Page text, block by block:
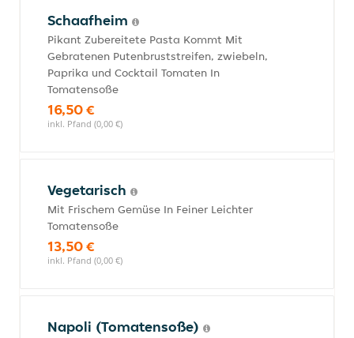
Schaafheim
Pikant Zubereitete Pasta Kommt Mit
Gebratenen Putenbruststreifen, zwiebeln,
Paprika und Cocktail Tomaten In
Tomatensoße
16,50 €
inkl. Pfand (0,00 €)
Vegetarisch
Mit Frischem Gemüse In Feiner Leichter
Tomatensoße
13,50 €
inkl. Pfand (0,00 €)
Napoli (Tomatensoße)